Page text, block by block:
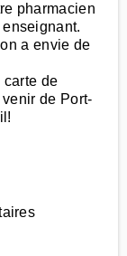
pharmacien
a envie de
carte de
de Port-